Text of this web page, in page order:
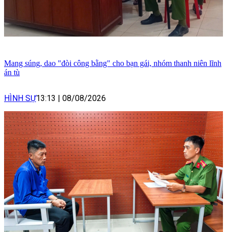
Mang súng, dao "đòi công bằng" cho bạn gái, nhóm thanh niên lĩnh
án tù
HÌNH SỰ13:13 08/08/2026